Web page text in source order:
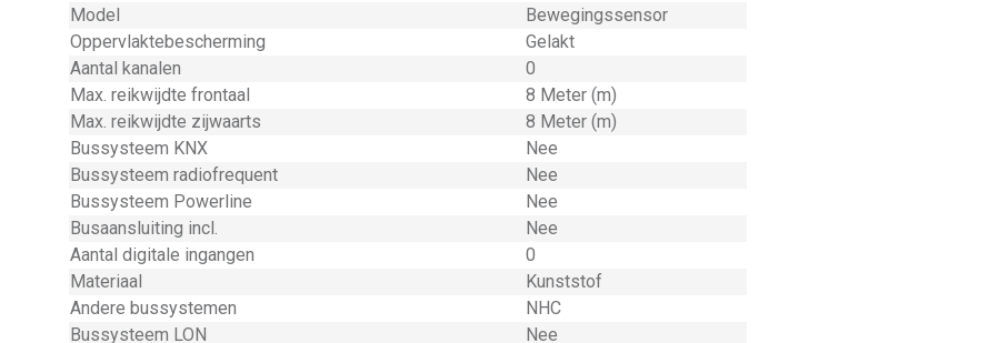
Model
Bewegingssensor
Oppervlaktebescherming
Gelakt
Aantal kanalen
0
Max. reikwijdte frontaal
8 Meter (m)
Max. reikwijdte zijwaarts
8 Meter (m)
Bussysteem KNX
Nee
Bussysteem radiofrequent
Nee
Bussysteem Powerline
Nee
Busaansluiting incl.
Nee
Aantal digitale ingangen
0
Materiaal
Kunststof
Andere bussystemen
NHC
Bussysteem LON
Nee